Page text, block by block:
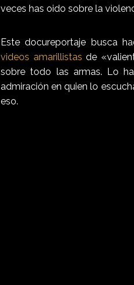
veces has oido sobre la
Este docureportaje busca
videos amarillistas de
sobre todo las armas. Lo
admiración en quien lo
eso.